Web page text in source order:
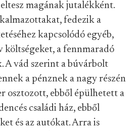
magának jutalékként.
fedezik a
kapcsolódó egyéb,
a fennmaradó
A vád szerint a búvárbolt
a pénznek a nagy részén
osztozott, ebből épülhetett a
családi ház, ebből
és az autókat. Arra is